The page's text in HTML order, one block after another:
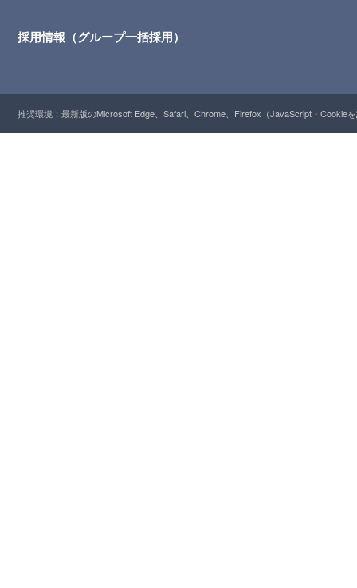
採用情報（グループ一括採用）
推奨環境：最新版のMicrosoft Edge、Safari、Chrome、Firefox（JavaScript・Cookie